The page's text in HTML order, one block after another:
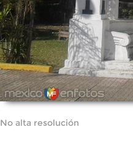
No alta resolución